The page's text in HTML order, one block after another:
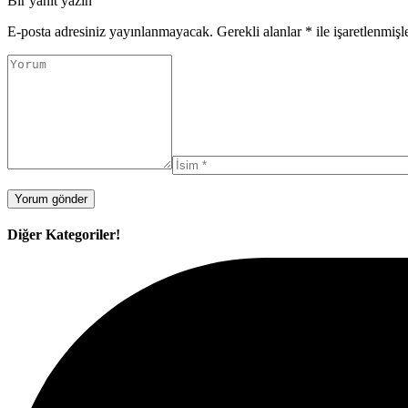
E-posta adresiniz yayınlanmayacak. Gerekli alanlar * ile
Diğer Kategoriler!